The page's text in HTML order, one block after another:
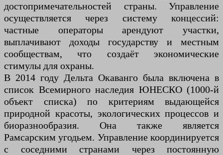
достопримечательностей страны. Управление
осуществляется через систему концессий:
частные операторы арендуют участки,
выплачивают доходы государству и местным
сообществам, что создаёт экономические
стимулы для охраны.
В 2014 году Дельта Окаванго была включена в
список Всемирного наследия ЮНЕСКО (1000-й
объект списка) по критериям выдающейся
природной красоты, экологических процессов и
биоразнообразия. Она также является
Рамсарским угодьем. Управление координируется
с соседними странами через постоянную